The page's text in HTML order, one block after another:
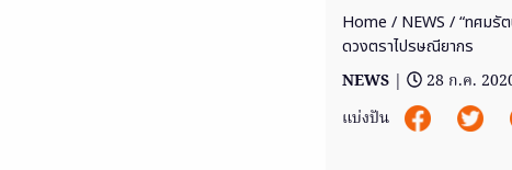
Home / NEWS / “ทศมรั
ดวงตราไปรษณียากร
NEWS |
28 ก.ค.
แบ่งปัน